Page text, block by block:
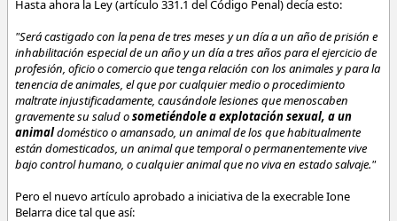
Hasta ahora la Ley (artículo 331.1 del Código Penal) decía esto:
"Será castigado con la pena de tres meses y un día a un año de prisión e
inhabilitación especial de un año y un día a tres años para el ejercicio de
profesión, oficio o comercio que tenga relación con los animales y para la
tenencia de animales, el que por cualquier medio o procedimiento
maltrate injustificadamente, causándole lesiones que menoscaben
gravemente su salud osometiéndole a explotación sexual, a un
animaldoméstico o amansado, un animal de los que habitualmente
están domesticados, un animal que temporal o permanentemente vive
bajo control humano, o cualquier animal que no viva en estado salvaje."
Pero el nuevo artículo aprobado a iniciativa de la execrable Ione
Belarra dice tal que así: